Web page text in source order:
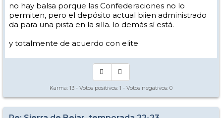
no hay balsa porque las Confederaciones no lo
permiten, pero el depósito actual biien administrado
da para una pista en la silla. lo demás sí está.
y totalmente de acuerdo con elite
Karma: 13 - Votos positivos: 1 - Votos negativos: 0